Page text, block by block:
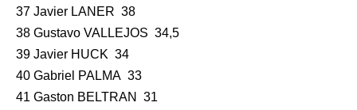
37 Javier LANER 38
38 Gustavo VALLEJOS 34,5
39 Javier HUCK 34
40 Gabriel PALMA 33
41 Gaston BELTRAN 31